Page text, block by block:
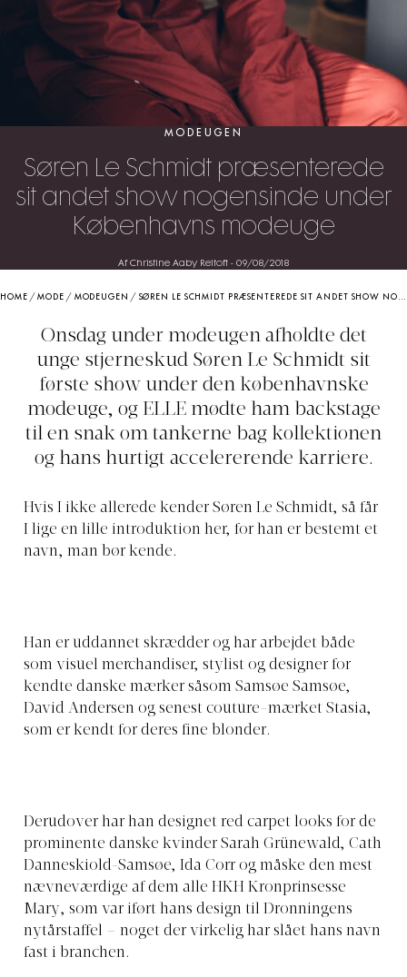
MODEUGEN
Søren Le Schmidt præsenterede
sit andet show nogensinde under
Københavns modeuge
Af Christine Aaby Reitoft- 09/08/2018
HOME /MODE / MODEUGEN / SØREN LE SCHMIDT PRÆSENTEREDE SIT ANDET SHOW NOGENSINDE UNDER KØBENHAVNS MODEUGE
Onsdag under modeugen afholdte det
unge stjerneskud Søren Le Schmidt sit
første show under den københavnske
modeuge, og ELLE mødte ham backstage
til en snak om tankerne bag kollektionen
og hans hurtigt accelererende karriere.
Hvis I ikke allerede kender Søren Le Schmidt, så får
I lige en lille introduktion her, for han er bestemt et
navn, man bør kende.
Han er uddannet skrædder og har arbejdet både
som visuel merchandiser, stylist og designer for
kendte danske mærker såsom Samsøe Samsøe,
David Andersen og senest couture-mærket Stasia,
som er kendt for deres fine blonder.
Derudover har han designet red carpet looks for de
prominente danske kvinder Sarah Grünewald, Cath
Danneskiold-Samsøe, Ida Corr og måske den mest
nævneværdige af dem alle HKH Kronprinsesse
Mary, som var iført hans design til Dronningens
nytårstaffel – noget der virkelig har slået hans navn
fast i branchen.